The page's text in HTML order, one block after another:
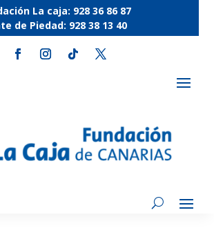
La caja: 928 36 86 87
de Piedad: 928 38 13 40